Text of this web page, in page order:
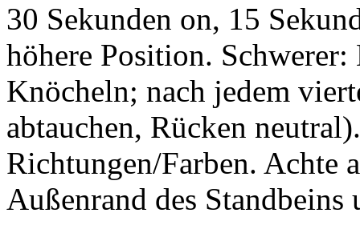
30 Sekunden on, 15
höhere Position.
Knöcheln; nach jedem
abtauchen, Rücken
Richtungen/Farben. Achte
Außenrand des Standbeins